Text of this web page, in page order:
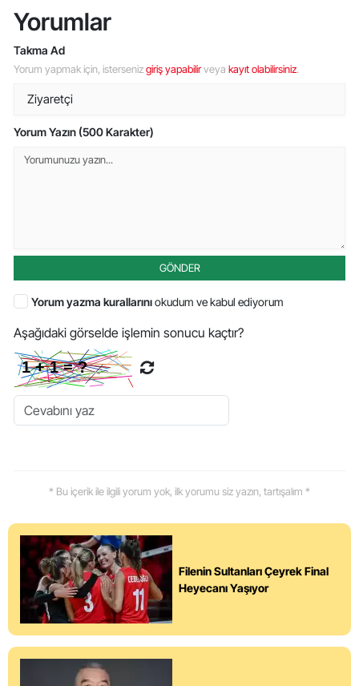
Yorumlar
Takma Ad
Yorum yapmak için, istersenizgiriş yapabilirveya kayıt olabilirsiniz.
Yorum Yazın (500 Karakter)
GÖNDER
Yorum yazma kurallarınıokudum ve kabul ediyorum
Aşağıdaki görselde işlemin sonucu kaçtır?
* Bu içerik ile ilgili yorum yok, ilk yorumu siz yazın, tartışalım *
Filenin Sultanları Çeyrek Final
Heyecanı Yaşıyor